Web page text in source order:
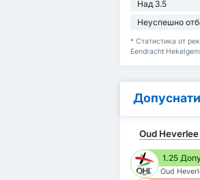
Над 3.5
Неуспешно
* Статистика от
Eendracht
Oud
1.25
Oud